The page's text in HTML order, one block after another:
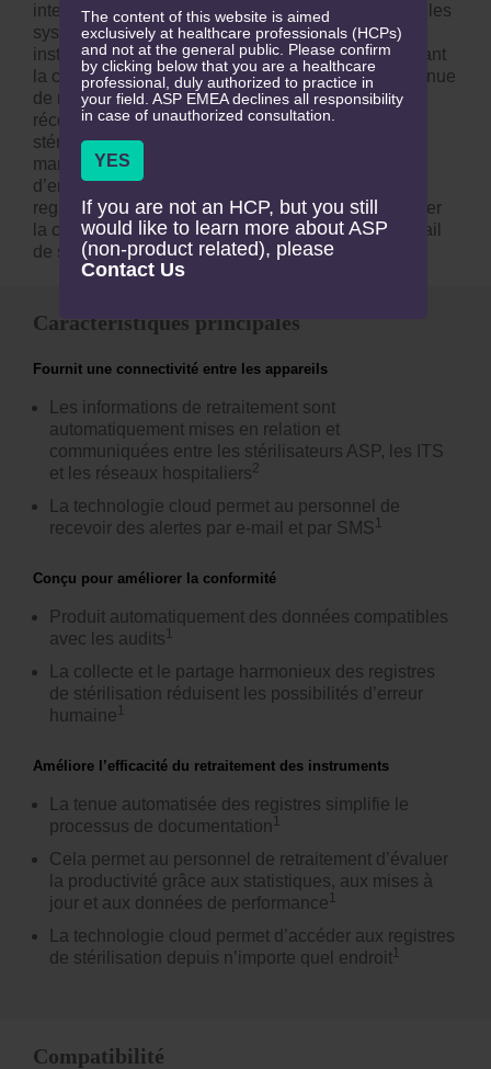
intelligente de partage d’informations qui connecte les
systèmes STERRAD™, les systèmes de suivi des
instruments (ITS) et les réseaux hospitaliers, facilitant
la communication, le partage d’informations et la tenue
de registres entre les appareils.1La collecte et la
réconciliation harmonieuses des registres de
stérilisation éliminent le besoin de conservation
manuelle des dossiers, minimisant ainsi le risque
d’erreur humaine.
registres à des fins d’audit est conçue pour améliorer
la conformité et les informations sur les flux de travail
de stérilisation aident à optimiser les processus.
Caractéristiques principales
Fournit une connectivité entre les appareils
Les informations de retraitement sont
automatiquement mises en relation et
communiquées entre les stérilisateurs ASP, les ITS
et les réseaux hospitaliers2
La technologie cloud permet au personnel de
recevoir des alertes par e-mail et par SMS1
Conçu pour améliorer la conformité
Produit automatiquement des données compatibles
avec les audits1
La collecte et le partage harmonieux des registres
de stérilisation réduisent les possibilités d’erreur
humaine1
Améliore l’efficacité du retraitement des instruments
La tenue automatisée des registres simplifie le
processus de documentation1
Cela permet au personnel de retraitement d’évaluer
la productivité grâce aux statistiques, aux mises à
jour et aux données de performance1
La technologie cloud permet d’accéder aux registres
de stérilisation depuis n’importe quel endroit1
Compatibilité
The content of this website is aimed
exclusively at healthcare professionals (HCPs)
and not at the general public. Please confirm
by clicking below that you are a healthcare
professional, duly authorized to practice in
your field. ASP EMEA declines all responsibility
in case of unauthorized consultation.
If you are not an HCP, but you still
would like to learn more about ASP
(non-product related), please
Contact Us